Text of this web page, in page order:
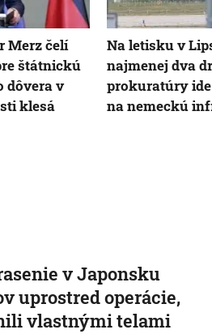
Merz čelí
štátnickú
dôvera v
klesá
Na letisku v
najmenej dva
prokuratúry
na nemeckú
v Japonsku
uprostred operácie,
vlastnými telami